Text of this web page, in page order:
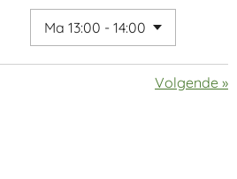
Volgende »